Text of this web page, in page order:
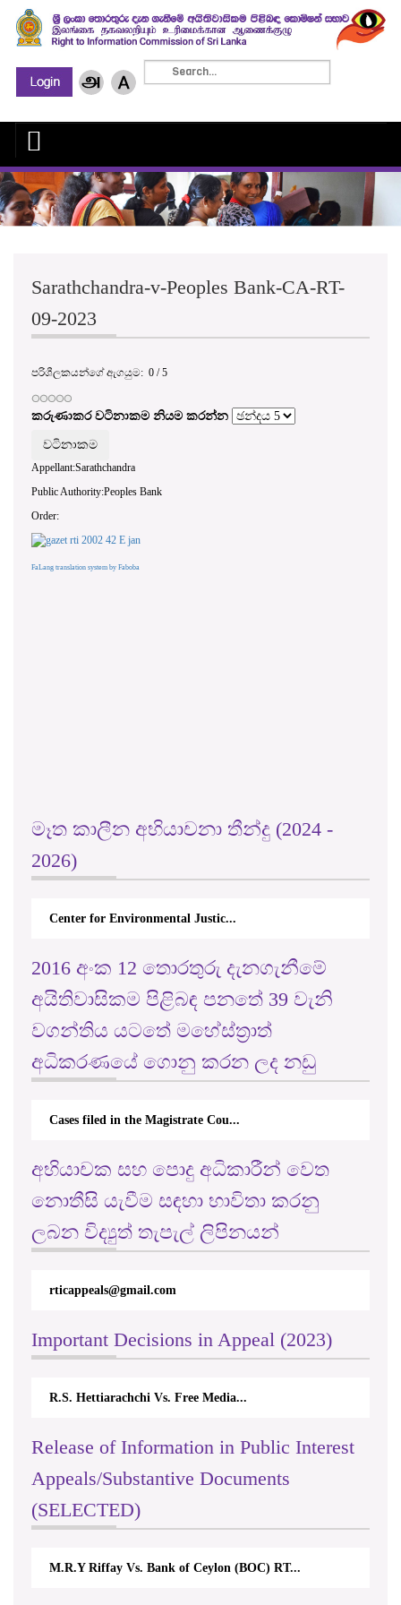
Sarathchandra-v-Peoples Bank-CA-RT-
09-2023
පරිශීලකයන්ගේ ඇගයුම: 0 /5
කරුණාකර වටිනාකම නියම කරන්න
Appellant:Sarathchandra
Public Authority:Peoples Bank
Order:
FaLang translation system by Faboba
මෑත කාලීන අභියාචනා තීන්දු (2024 -
2026)
Center for Environmental Justic...
2016 අංක 12 තොරතුරු දැනගැනීමේ
අයිතිවාසිකම පිළිබඳ පනතේ 39 වැනි
වගන්තිය යටතේ මහේස්ත්‍රාත්
අධිකරණයේ ගොනු කරන ලද නඩු
Cases filed in the Magistrate Cou...
අභියාචක සහ පොදු අධිකාරීන් වෙත
නොතීසි යැවීම සඳහා භාවිතා කරනු
ලබන විද්‍යුත් තැපැල් ලිපිනයන්
rticappeals@gmail.com
Important Decisions in Appeal (2023)
R.S. Hettiarachchi Vs. Free Media...
Release of Information in Public Interest
Appeals/Substantive Documents
(SELECTED)
M.R.Y Riffay Vs. Bank of Ceylon (BOC) RT...